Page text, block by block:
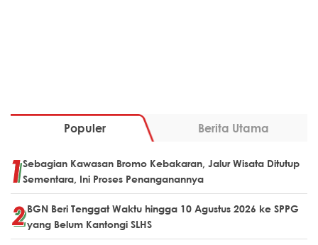
Populer Berita Utama
Sebagian Kawasan Bromo Kebakaran, Jalur Wisata Ditutup
Sementara, Ini Proses Penanganannya
BGN Beri Tenggat Waktu hingga 10 Agustus 2026 ke SPPG
yang Belum Kantongi SLHS